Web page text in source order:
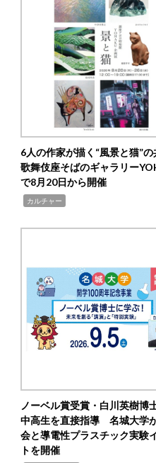
6人の作家が描く“風景と猫”
歌舞伎座そばのギャラリー
で8月20日から開催
カルチャー
ノーベル賞受賞・白川英樹博
中高生を直接指導 名城大学
会と導電性プラスチック実験
トを開催